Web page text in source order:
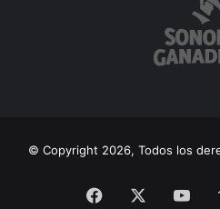
© Copyright 2026, Todos los
Facebook